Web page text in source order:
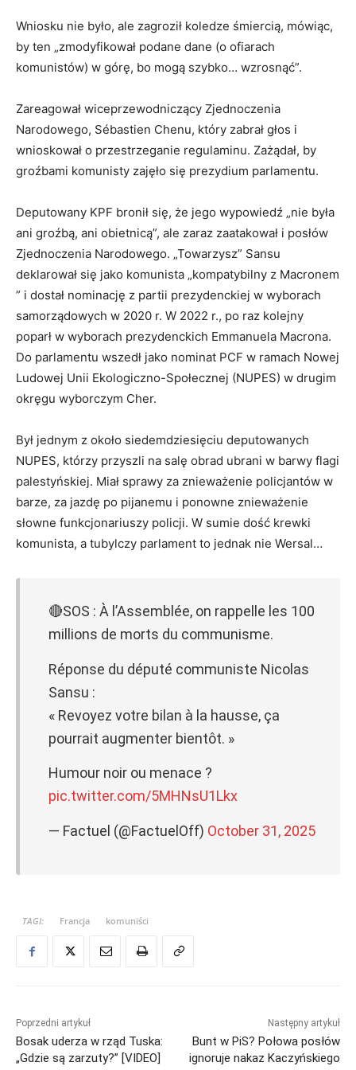
Wniosku nie było, ale zagroził koledze śmiercią, mówiąc,
by ten „zmodyfikował podane dane (o ofiarach
komunistów) w górę, bo mogą szybko… wzrosnąć”.
Zareagował wiceprzewodniczący Zjednoczenia
Narodowego, Sébastien Chenu, który zabrał głos i
wnioskował o przestrzeganie regulaminu. Zażądał, by
groźbami komunisty zajęło się prezydium parlamentu.
Deputowany KPF bronił się, że jego wypowiedź „nie była
ani groźbą, ani obietnicą”, ale zaraz zaatakował i posłów
Zjednoczenia Narodowego. „Towarzysz” Sansu
deklarował się jako komunista „kompatybilny z Macronem
” i dostał nominację z partii prezydenckiej w wyborach
samorządowych w 2020 r. W 2022 r., po raz kolejny
poparł w wyborach prezydenckich Emmanuela Macrona.
Do parlamentu wszedł jako nominat PCF w ramach Nowej
Ludowej Unii Ekologiczno-Społecznej (NUPES) w drugim
okręgu wyborczym Cher.
Był jednym z około siedemdziesięciu deputowanych
NUPES, którzy przyszli na salę obrad ubrani w barwy flagi
palestyńskiej. Miał sprawy za znieważenie policjantów w
barze, za jazdę po pijanemu i ponowne znieważenie
słowne funkcjonariuszy policji. W sumie dość krewki
komunista, a tubylczy parlament to jednak nie Wersal…
🔴SOS : À l’Assemblée, on rappelle les 100
millions de morts du communisme.
Réponse du député communiste Nicolas
Sansu :
« Revoyez votre bilan à la hausse, ça
pourrait augmenter bientôt. »
Humour noir ou menace ?
pic.twitter.com/5MHNsU1Lkx
— Factuel (@FactuelOff) October 31, 2025
TAGI: Francja komuniści
Poprzedni artykuł
Bosak uderza w rząd Tuska:
„Gdzie są zarzuty?” [VIDEO]
Następny artykuł
Bunt w PiS? Połowa posłów
ignoruje nakaz Kaczyńskiego